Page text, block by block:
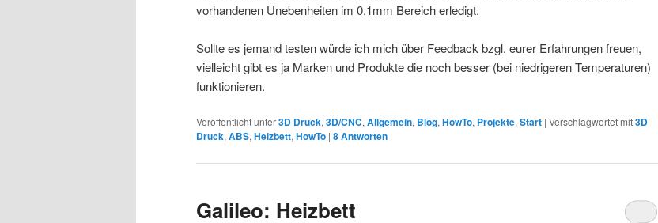
vorhandenen Unebenheiten im 0.1mm Bereich erledigt.
Sollte es jemand testen würde ich mich über Feedback bzgl. eurer Erfahrungen freuen,
vielleicht gibt es ja Marken und Produkte die noch besser (bei niedrigeren Temperaturen)
funktionieren.
Veröffentlicht unter3D Druck, 3D/CNC, Allgemein, Blog, HowTo, Projekte, Start | Verschlagwortet mit3D
Druck, ABS, Heizbett, HowTo | 8Antworten
Galileo: Heizbett